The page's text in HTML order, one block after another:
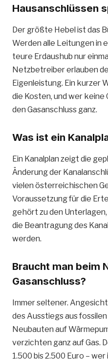
Hausanschlüssen
Der größte Hebel ist das
Werden alle Leitungen in
teure Erdaushub nur
Netzbetreiber erlauben
Eigenleistung. Ein kurzer
die Kosten, und wer keine
den Gasanschluss ganz.
Was ist ein
Ein Kanalplan zeigt die
Änderung der
vielen österreichischen
Voraussetzung für die
gehört zu den
die Beantragung des
werden.
Braucht man beim
Gasanschluss?
Immer seltener.
des Ausstiegs aus
Neubauten auf
verzichten ganz auf Gas.
1.500 bis 2.500 Euro –